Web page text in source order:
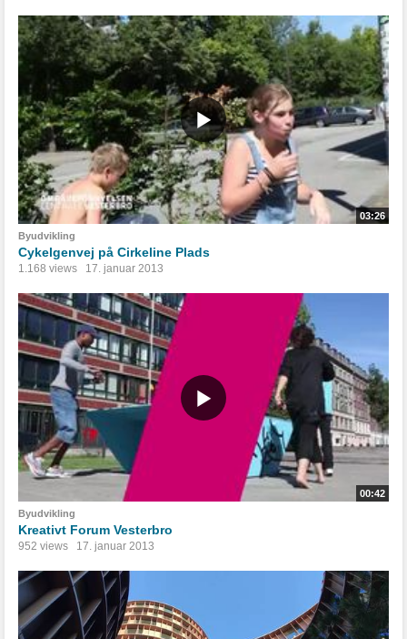
03:26
Byudvikling
Cykelgenvej på Cirkeline Plads
1.168 views 17. januar 2013
00:42
Byudvikling
Kreativt Forum Vesterbro
952 views 17. januar 2013